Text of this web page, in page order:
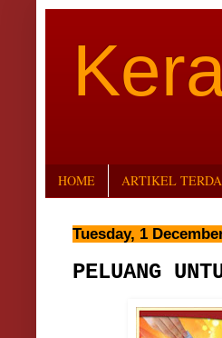
HOME ARTIKEL
Tuesday, 1
PELUANG